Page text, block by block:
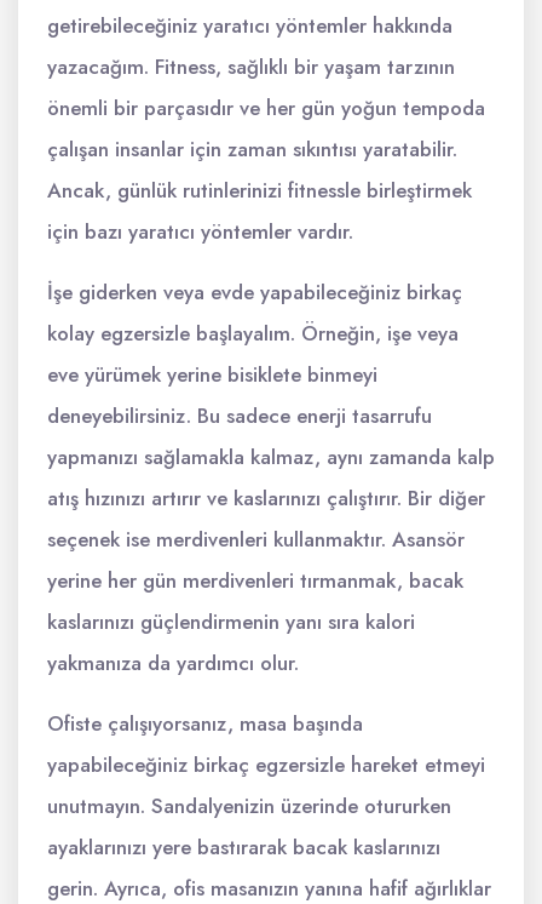
getirebileceğiniz yaratıcı yöntemler hakkında
yazacağım. Fitness, sağlıklı bir yaşam tarzının
önemli bir parçasıdır ve her gün yoğun tempoda
çalışan insanlar için zaman sıkıntısı yaratabilir.
Ancak, günlük rutinlerinizi fitnessle birleştirmek
için bazı yaratıcı yöntemler vardır.
İşe giderken veya evde yapabileceğiniz birkaç
kolay egzersizle başlayalım. Örneğin, işe veya
eve yürümek yerine bisiklete binmeyi
deneyebilirsiniz. Bu sadece enerji tasarrufu
yapmanızı sağlamakla kalmaz, aynı zamanda kalp
atış hızınızı artırır ve kaslarınızı çalıştırır. Bir diğer
seçenek ise merdivenleri kullanmaktır. Asansör
yerine her gün merdivenleri tırmanmak, bacak
kaslarınızı güçlendirmenin yanı sıra kalori
yakmanıza da yardımcı olur.
Ofiste çalışıyorsanız, masa başında
yapabileceğiniz birkaç egzersizle hareket etmeyi
unutmayın. Sandalyenizin üzerinde otururken
ayaklarınızı yere bastırarak bacak kaslarınızı
gerin. Ayrıca, ofis masanızın yanına hafif ağırlıklar